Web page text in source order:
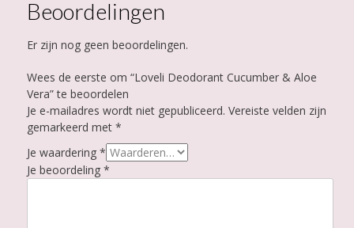
Beoordelingen
Er zijn nog geen beoordelingen.
Wees de eerste om “Loveli Deodorant Cucumber & Aloe
Vera” te beoordelen
Je e-mailadres wordt niet gepubliceerd. Vereiste velden zijn
gemarkeerd met *
Je waardering *
Je beoordeling *